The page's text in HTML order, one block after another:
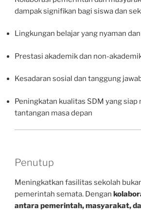
dampak signifikan bagi siswa dan
Lingkungan belajar yang nyaman
Prestasi akademik dan non-
Kesadaran sosial dan tanggung
Peningkatan kualitas SDM yang siap
tantangan masa depan
Penutup
Meningkatkan fasilitas sekolah
pemerintah semata. Dengan
antara pemerintah, masyarakat,